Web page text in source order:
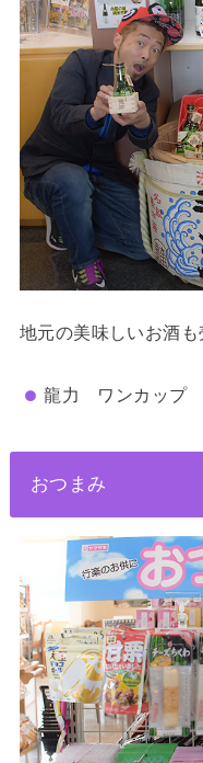
地元の美味しいお酒も
龍力 ワンカップ
おつまみ